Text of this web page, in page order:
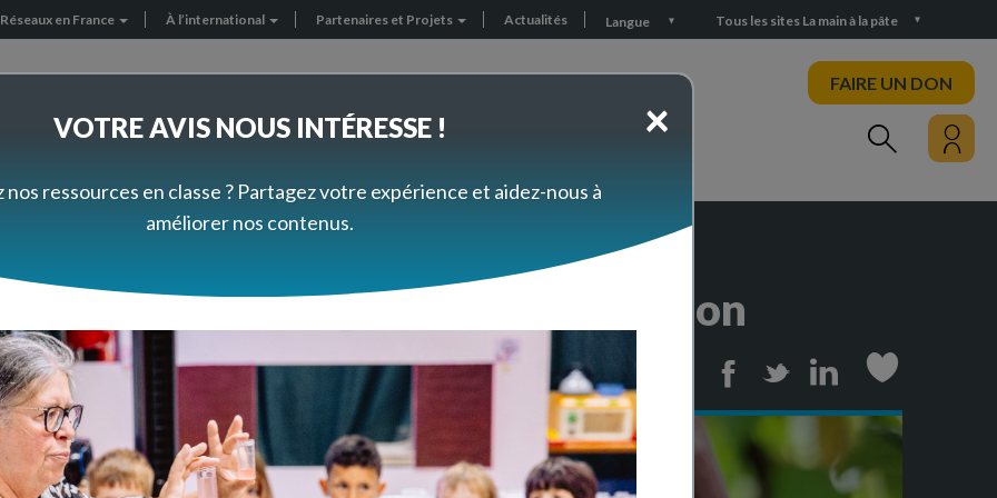
Réseaux en France À l’international Partenaires et Projets Actualités Langue Tous les sites La main à la pâte
FAIRE UN DON
du ténébrion
vie et développement du ténébrion
Print FacebookTwitterLinkedin
×
VOTRE AVIS NOUS INTÉRESSE !
nos ressources en classe ? Partagez votre expérience et aidez-nous à
améliorer nos contenus.